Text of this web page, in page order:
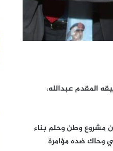
الحمدي وشقيقه المقدم عبدالله،
مشروع وطن وحلم بناء
وحاك ضده مؤامرة